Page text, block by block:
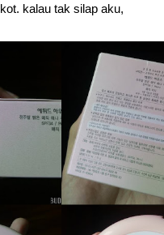
kot. kalau tak silap aku,